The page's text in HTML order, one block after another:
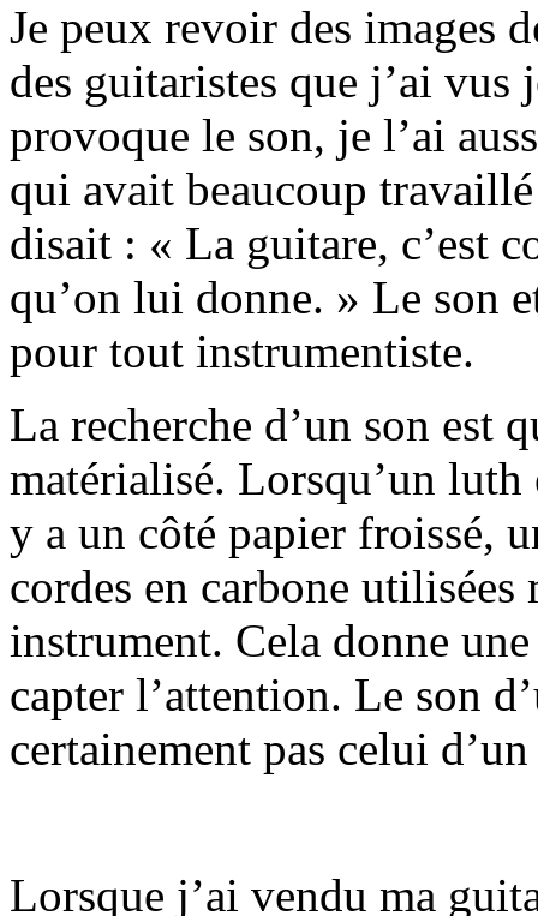
Je peux revoir des images
des guitaristes que j’ai
provoque le son, je l’ai
qui avait beaucoup
disait : « La guitare, c’est
qu’on lui donne. » Le son
pour tout instrumentiste.
La recherche d’un son est
matérialisé. Lorsqu’un
y a un côté papier froissé,
cordes en carbone utilisées
instrument. Cela donne
capter l’attention. Le son
certainement pas celui
Lorsque j’ai vendu ma